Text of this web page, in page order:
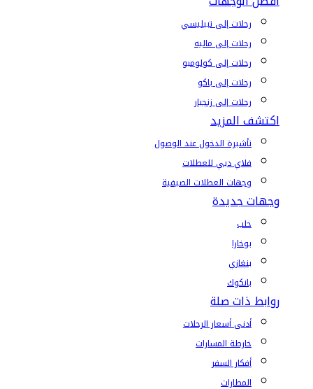
رحلات إلى تبيليسي
رحلات إلى ماليه
رحلات إلى كولومبو
رحلات إلى باكو
رحلات إلى زنجبار
اكتشف المزيد
تأشيرة الدخول عند الوصول
فلاي دبي للعطلات
وجهات العطلات الصيفية
وجهات جديدة
حلب
بوخارا
بنغازي
بانكوك
روابط ذات صلة
أدنى أسعار الرحلات
خارطة المسارات
أفكار السفر
المطارات